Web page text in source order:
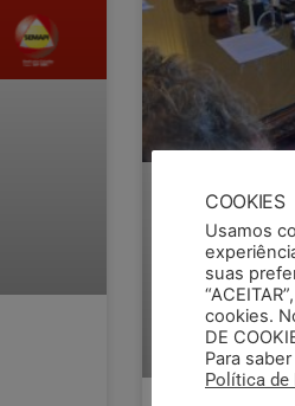
COOKIES
Usamos
suas
cookies.
DE
Para
Política de